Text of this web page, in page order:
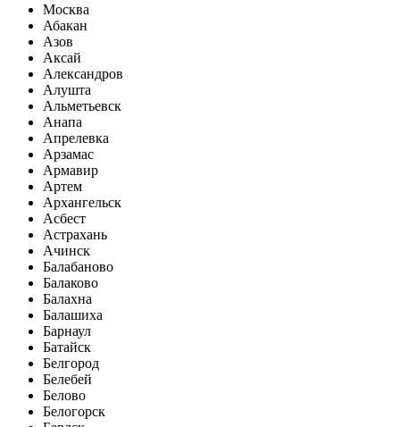
Москва
Абакан
Азов
Аксай
Александров
Алушта
Альметьевск
Анапа
Апрелевка
Арзамас
Армавир
Артем
Архангельск
Асбест
Астрахань
Ачинск
Балабаново
Балаково
Балахна
Балашиха
Барнаул
Батайск
Белгород
Белебей
Белово
Белогорск